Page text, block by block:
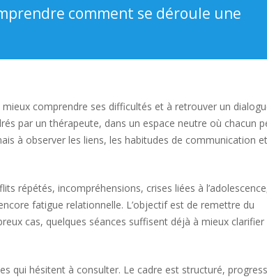
comment se déroule une
comprendre ses difficultés et à retrouver un
par un thérapeute, dans un espace neutre où chacun
à observer les liens, les habitudes de communication
répétés, incompréhensions, crises liées à
fatigue relationnelle. L’objectif est de remettre du
cas, quelques séances suffisent déjà à mieux clarifier
qui hésitent à consulter. Le cadre est structuré,